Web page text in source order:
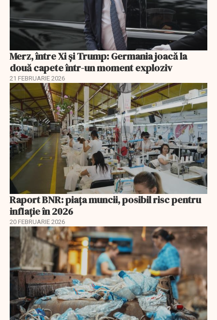
Merz, între Xi și Trump: Germania joacă la
două capete într-un moment exploziv
21 FEBRUARIE 2026
Raport BNR: piața muncii, posibil risc pentru
inflație în 2026
20 FEBRUARIE 2026